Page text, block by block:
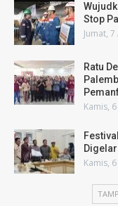
Stop
Jumat,
Ratu
Kamis,
Kamis,